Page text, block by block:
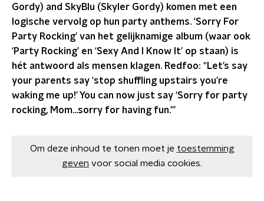
Gordy) and SkyBlu (Skyler Gordy) komen met een
logische vervolg op hun party anthems. ‘Sorry For
Party Rocking’ van het gelijknamige album (waar ook
‘Party Rocking’ en ‘Sexy And I Know It’ op staan) is
hét antwoord als mensen klagen. Redfoo: “Let’s say
your parents say ‘stop shuffling upstairs you’re
waking me up!’ You can now just say ‘Sorry for party
rocking, Mom…sorry for having fun.’”
Om deze inhoud te tonen moet je toestemming
geven voor social media cookies.